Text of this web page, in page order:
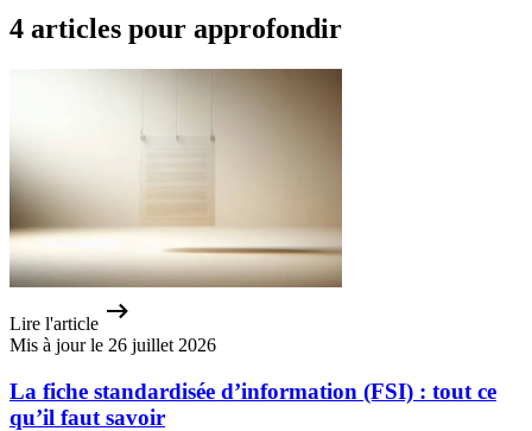
4 articles pour approfondir
Lire l'article
Mis à jour le 26 juillet 2026
La fiche standardisée d’information (FSI) : tout ce
qu’il faut savoir